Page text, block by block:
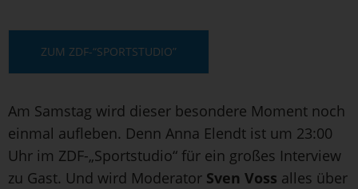
ZUM ZDF-“SPORTSTUDIO”
Am Samstag wird dieser besondere Moment noch
einmal aufleben. Denn Anna Elendt ist um 23:00
Uhr im ZDF-„Sportstudio“ für ein großes Interview
zu Gast. Und wird Moderator Sven Voss alles über